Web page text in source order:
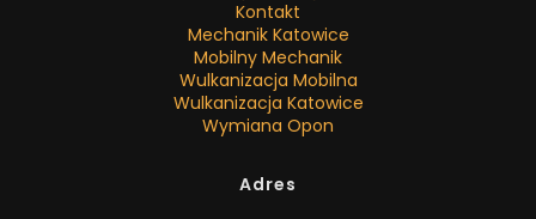
Kontakt
Mechanik Katowice
Mobilny Mechanik
Wulkanizacja Mobilna
Wulkanizacja Katowice
Wymiana Opon
Adres